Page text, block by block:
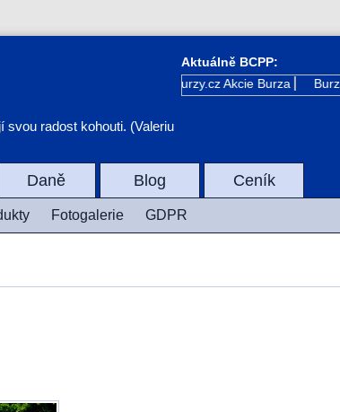
svou radost kohouti. (Valeriu
Aktuálně BCPP:
Kurzy.cz Akcie Burza Burza
Daně Blog Ceník
Fotogalerie GDPR